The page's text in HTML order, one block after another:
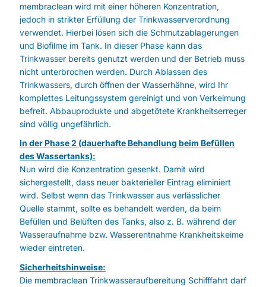
membraclean wird mit einer höheren Konzentration,
jedoch in strikter Erfüllung der Trinkwasserverordnung
verwendet. Hierbei lösen sich die Schmutzablagerungen
und Biofilme im Tank. In dieser Phase kann das
Trinkwasser bereits genutzt werden und der Betrieb muss
nicht unterbrochen werden. Durch Ablassen des
Trinkwassers, durch öffnen der Wasserhähne, wird Ihr
komplettes Leitungssystem gereinigt und von Verkeimung
befreit. Abbauprodukte und abgetötete Krankheitserreger
sind völlig ungefährlich.
In der Phase 2 (dauerhafte Behandlung beim Befüllen
des Wassertanks):
Nun wird die Konzentration gesenkt. Damit wird
sichergestellt, dass neuer bakterieller Eintrag eliminiert
wird. Selbst wenn das Trinkwasser aus verlässlicher
Quelle stammt, sollte es behandelt werden, da beim
Befüllen und Belüften des Tanks, also z. B. während der
Wasseraufnahme bzw. Wasserentnahme Krankheitskeime
wieder eintreten.
Sicherheitshinweise:
Die membraclean Trinkwasseraufbereitung Schifffahrt darf